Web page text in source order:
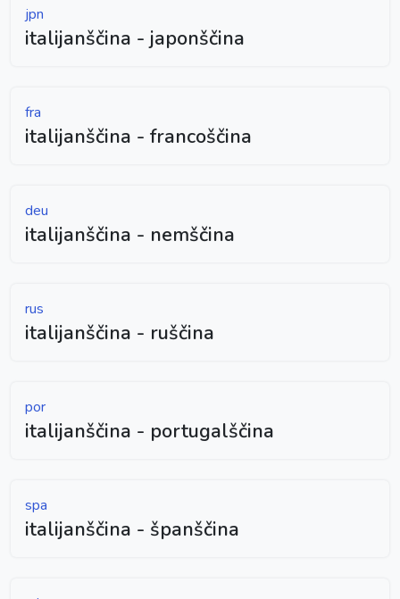
jpn
italijanščina - japonščina
fra
italijanščina - francoščina
deu
italijanščina - nemščina
rus
italijanščina - ruščina
por
italijanščina - portugalščina
spa
italijanščina - španščina